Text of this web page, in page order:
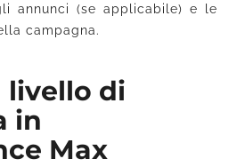
annunci (se applicabile) e le
campagna.
livello di
in
Max